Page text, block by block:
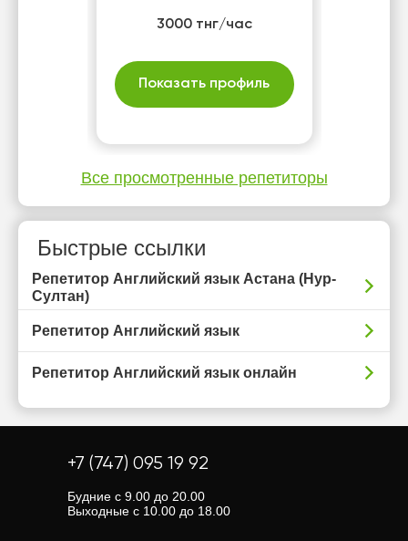
3000 тнг/час
Показать профиль
Все просмотренные репетиторы
Быстрые ссылки
Репетитор Английский язык Астана (Нур-
Султан)
Репетитор Английский язык
Репетитор Английский язык онлайн
+7 (747) 095 19 92
Будние с 9.00 до 20.00
Выходные с 10.00 до 18.00